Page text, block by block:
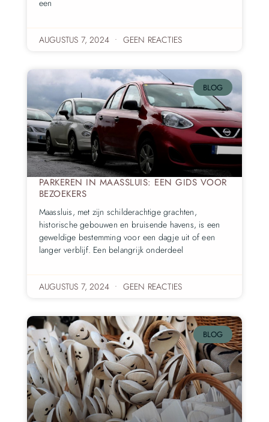
een
AUGUSTUS 7, 2024 GEEN REACTIES
BLOG
PARKEREN IN MAASSLUIS: EEN GIDS VOOR
BEZOEKERS
Maassluis, met zijn schilderachtige grachten,
historische gebouwen en bruisende havens, is een
geweldige bestemming voor een dagje uit of een
langer verblijf. Een belangrijk onderdeel
AUGUSTUS 7, 2024 GEEN REACTIES
BLOG